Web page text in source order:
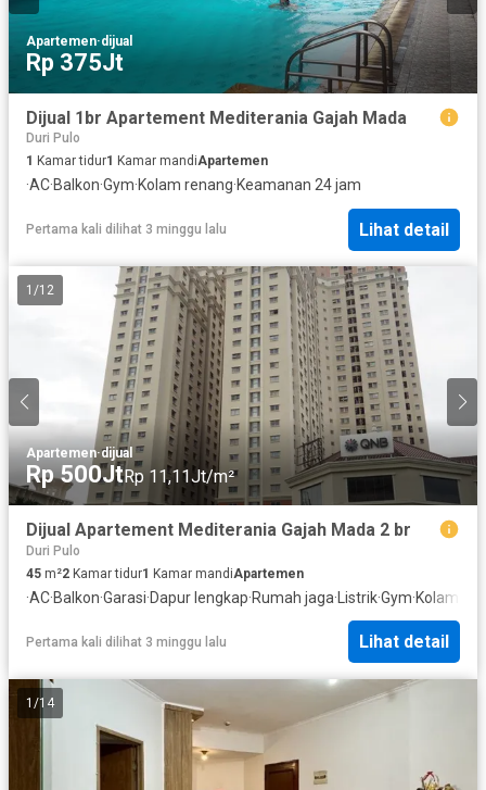
Apartemen·dijual
Rp 375Jt
Dijual 1br Apartement Mediterania Gajah Mada
Duri Pulo
1 Kamar tidur1 Kamar mandiApartemen
·AC·Balkon·Gym·Kolam renang·Keamanan 24 jam
Pertama kali dilihat 3 minggu lalu Lihat detail
1 /12
Apartemen·dijual
Rp 500JtRp 11,11Jt/m²
Dijual Apartement Mediterania Gajah Mada 2 br
Duri Pulo
45 m²2 Kamar tidur1 Kamar mandiApartemen
·AC·Balkon·Garasi·Dapur lengkap·Rumah jaga· Listrik·Gym·Kolam
Pertama kali dilihat 3 minggu lalu Lihat detail
1 /14